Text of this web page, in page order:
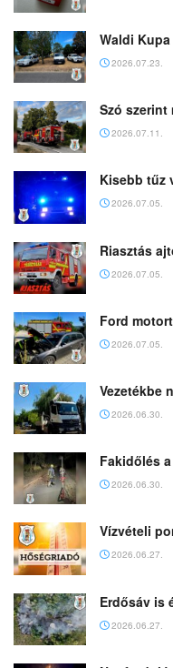
Waldi Kupa
2026.07.23.
Szó
2026.07.11.
Kisebb tűz
2026.07.05.
Riasztás
2026.07.05.
Ford
2026.07.05.
Vezetékbe
2026.06.30.
Fakidőlés
2026.06.30.
Vízvételi
2026.06.27.
Erdősáv is
2026.06.27.